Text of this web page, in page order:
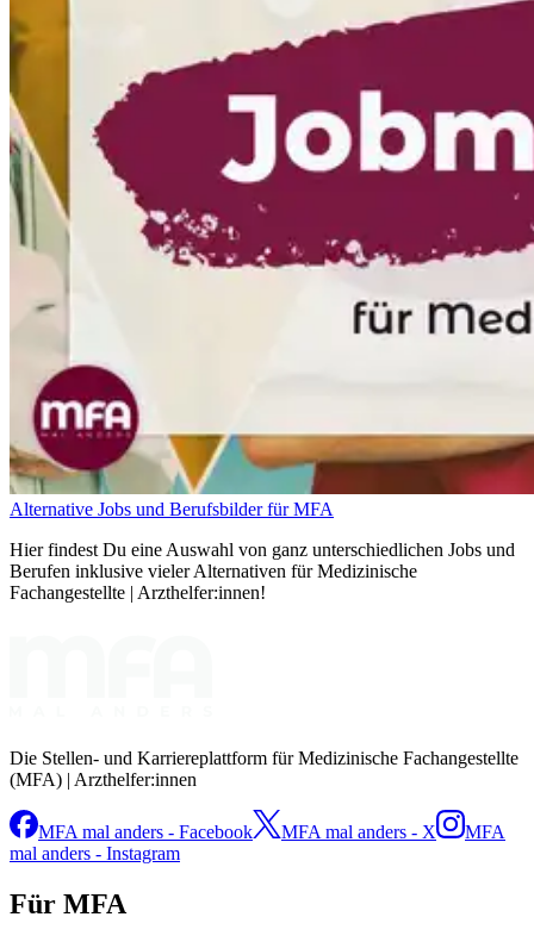
Alternative Jobs und Berufsbilder für MFA
Hier findest Du eine Auswahl von ganz unterschiedlichen Jobs und
Berufen inklusive vieler Alternativen für Medizinische
Fachangestellte | Arzthelfer:innen!
Die Stellen- und Karriereplattform für Medizinische Fachangestellte
(MFA) | Arzthelfer:innen
MFA mal anders - Facebook MFA mal anders - X
MFA
mal anders - Instagram
Für MFA